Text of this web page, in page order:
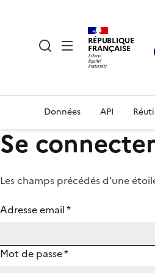
RÉPUBLIQUE
FRANÇAISE
Données API
Se connecter
Les champs précédés d'une
Adresse email*
Mot de passe*